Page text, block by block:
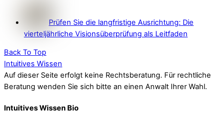
Prüfen Sie die langfristige Ausrichtung: Die
vierteljährliche Visionsüberprüfung als Leitfaden
Back To Top
Intuitives Wissen
Auf dieser Seite erfolgt keine Rechtsberatung. Für rechtliche
Beratung wenden Sie sich bitte an einen Anwalt Ihrer Wahl.
Intuitives Wissen Bio